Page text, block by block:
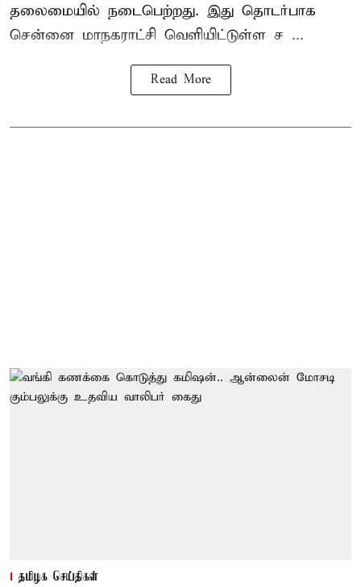
தலைமையில் நடைபெற்றது. இது தொடர்பாக
சென்னை மாநகராட்சி வெளியிட்டுள்ள ச ...
Read More
தமிழக செய்திகள்